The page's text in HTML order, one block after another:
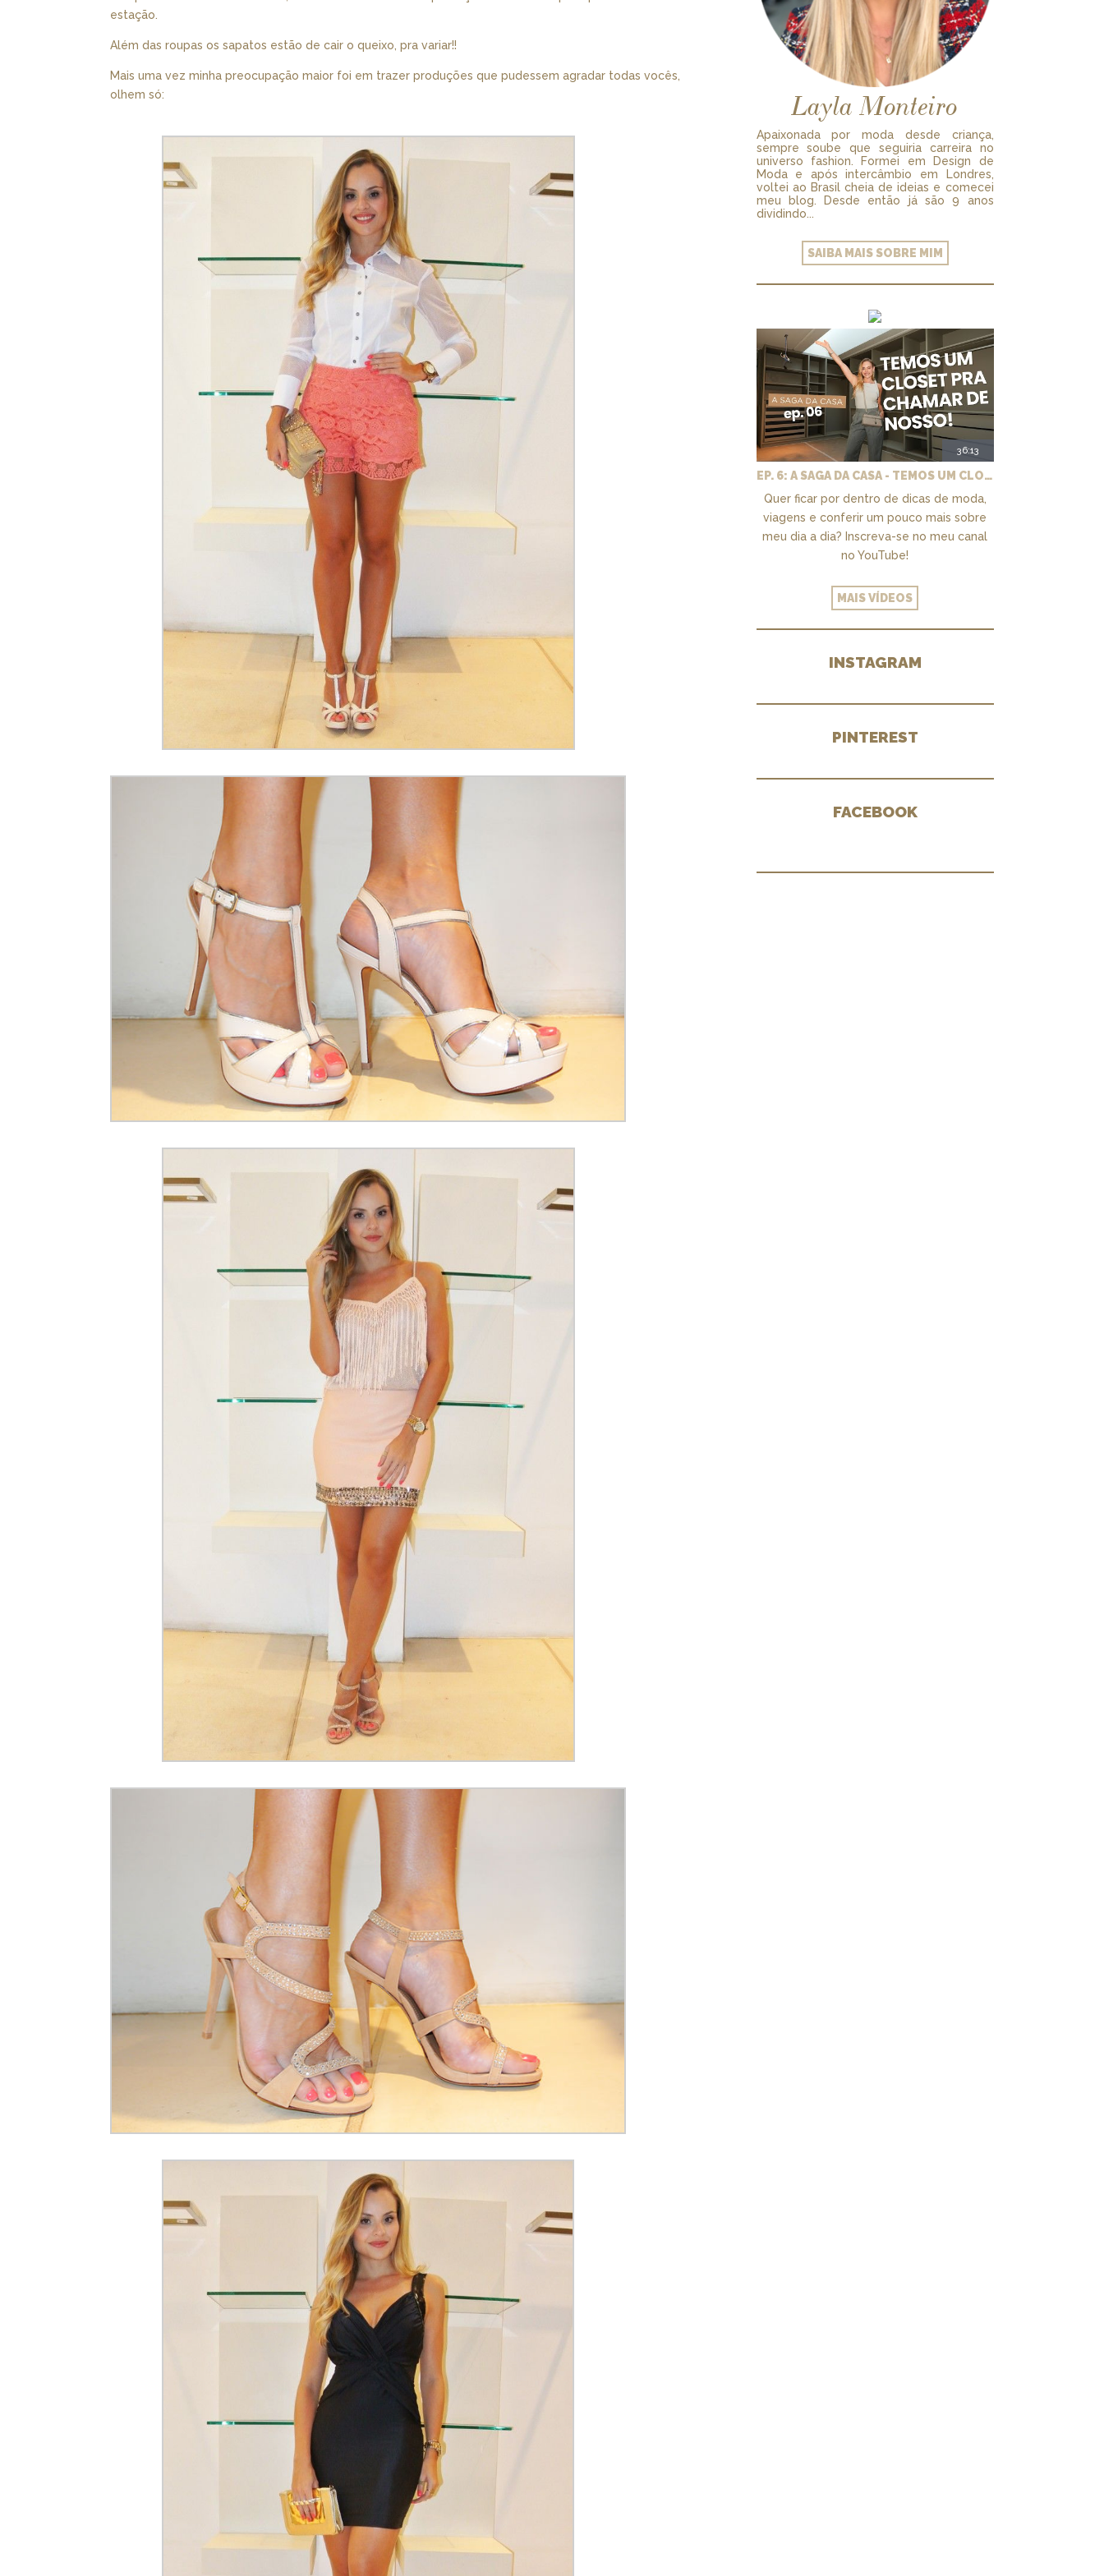
estação.
Além das roupas os sapatos estão de cair o queixo, pra variar!!
Mais uma vez minha preocupação maior foi em trazer produções que pudessem agradar todas vocês,
olhem só:
Layla Monteiro
Apaixonada por moda desde criança,
sempre soube que seguiria carreira no
universo fashion. Formei em Design de
Moda e após intercâmbio em Londres,
voltei ao Brasil cheia de ideias e comecei
meu blog. Desde então já são 9 anos
dividindo...
SAIBA MAIS SOBRE MIM
36:13
EP. 6: A SAGA DA CASA - TEMOS UM CLOSET PRA CHAMAR DE NOSSO + MARCENARIA E PAISAGISMO
Quer ficar por dentro de dicas de moda,
viagens e conferir um pouco mais sobre
meu dia a dia? Inscreva-se no meu canal
no YouTube!
MAIS VÍDEOS
INSTAGRAM
PINTEREST
FACEBOOK